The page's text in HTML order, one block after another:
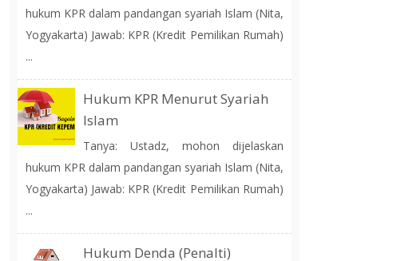
hukum KPR dalam pandangan syariah Islam (Nita,
Yogyakarta) Jawab: KPR (Kredit Pemilikan Rumah)
...
Hukum KPR Menurut Syariah
Islam
Tanya: Ustadz, mohon dijelaskan
hukum KPR dalam pandangan syariah Islam (Nita,
Yogyakarta) Jawab: KPR (Kredit Pemilikan Rumah)
...
Hukum Denda (Penalti)